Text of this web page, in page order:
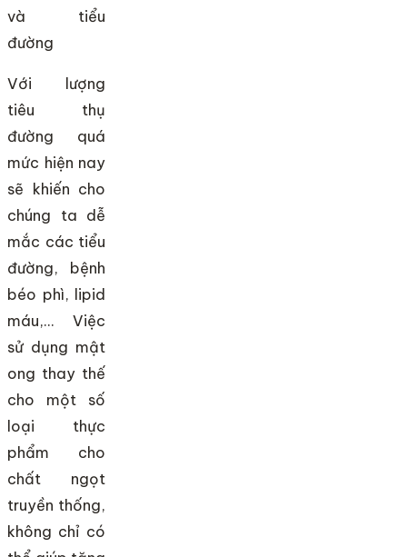
và tiểu
đường
Với lượng
tiêu thụ
đường quá
mức hiện nay
sẽ khiến cho
chúng ta dễ
mắc các tiểu
đường, bệnh
béo phì, lipid
máu,… Việc
sử dụng mật
ong thay thế
cho một số
loại thực
phẩm cho
chất ngọt
truyền thống,
không chỉ có